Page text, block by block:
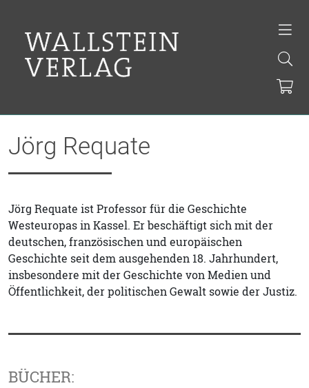
Jörg Requate
Jörg Requate ist Professor für die Geschichte
Westeuropas in Kassel. Er beschäftigt sich mit der
deutschen, französischen und europäischen
Geschichte seit dem ausgehenden 18. Jahrhundert,
insbesondere mit der Geschichte von Medien und
Öffentlichkeit, der politischen Gewalt sowie der Justiz.
BÜCHER: